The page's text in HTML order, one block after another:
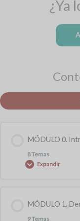
¿Ya
MÓDULO 0.
8 Temas
Expandir
MÓDULO 1.
9 Temas